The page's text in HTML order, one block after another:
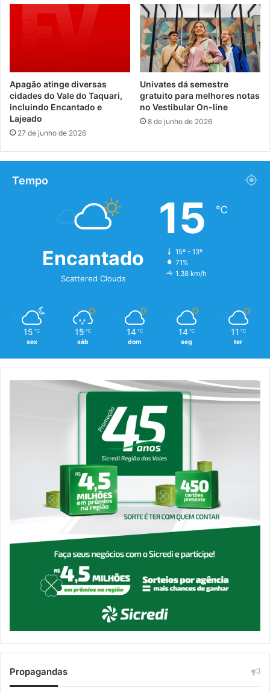
Apagão atinge diversas
cidades do Vale do Taquari,
incluindo Encantado e
Lajeado
27 de junho de 2026
Univates dá semestre
gratuito para melhores notas
no Vestibular On-line
8 de junho de 2026
Tempo
Encantado
Scattered Clouds
15 ℃
15º - 13º
71%
1.38 km/h
15 ℃
sex
15 ℃
sáb
14 ℃
dom
14 ℃
seg
11 ℃
ter
Propagandas